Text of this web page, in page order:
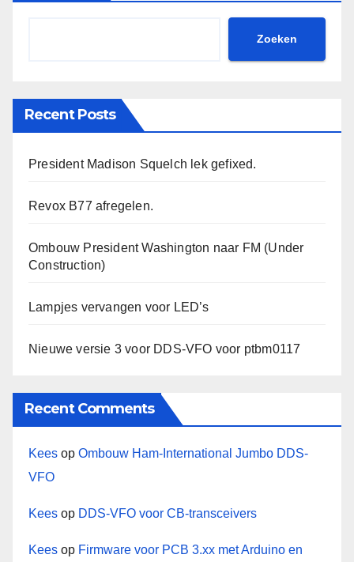
Zoeken
Recent Posts
President Madison Squelch lek gefixed.
Revox B77 afregelen.
Ombouw President Washington naar FM (Under
Construction)
Lampjes vervangen voor LED’s
Nieuwe versie 3 voor DDS-VFO voor ptbm0117
Recent Comments
Kees op Ombouw Ham-International Jumbo DDS-
VFO
Kees op DDS-VFO voor CB-transceivers
Kees op Firmware voor PCB 3.xx met Arduino en